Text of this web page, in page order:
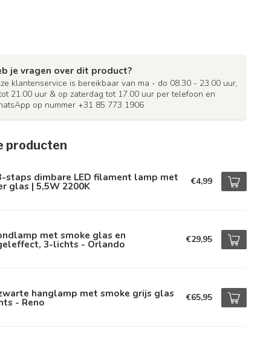
je vragen over dit product?
klantenservice is bereikbaar van ma - do 08.30 - 23.00 uur,
21.00 uur & op zaterdag tot 17.00 uur per telefoon en
op nummer +31 85 773 1906
producten
staps dimbare LED filament lamp met
glas | 5,5W 2200K €4,99
met smoke glas en
3-lichts - Orlando €29,95
hanglamp met smoke grijs glas
- Reno €65,95